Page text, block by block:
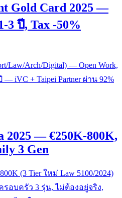
Gold Card 2025 —
3 ปี, Tax -50%
Law/Arch/Digital) — Open Work,
— iVC + Taipei Partner ผ่าน 92%
2025 — €250K-800K,
3 Gen
(3 Tier ใหม่ Law 5100/2024)
ครอบครัว 3 รุ่น, ไม่ต้องอยู่จริง,